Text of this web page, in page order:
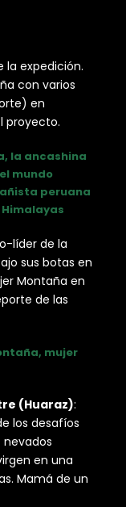
la expedición.
con varios
en
proyecto.
la ancashina
mundo
peruana
líder de la
sus botas en
Montaña en
de las
mujer
(Huaraz):
los desafíos
en una
Mamá de un